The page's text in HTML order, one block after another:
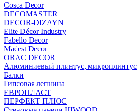
Cosca Decor
DECOMASTER
DECOR-DIZAYN
Elite Décor Industry
Fabello Decor
Madest Decor
ORAC DECOR
Алюминиевый плинтус, микроплинтус
Балки
Гипсовая лепнина
ЕВРОПЛАСТ
ПЕРФЕКТ ПЛЮС